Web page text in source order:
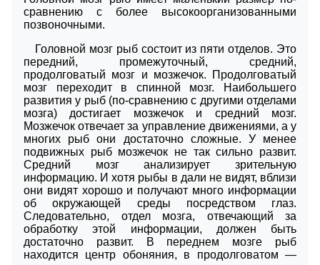
сравнению с более высокоорганизованными
позвоночными.
Головной мозг рыб состоит из пяти отделов. Это
передний, промежуточный, средний,
продолговатый мозг и мозжечок. Продолговатый
мозг переходит в спинной мозг. Наибольшего
развития у рыб (по-сравнению с другими отделами
мозга) достигает мозжечок и средний мозг.
Мозжечок отвечает за управление движениями, а у
многих рыб они достаточно сложные. У менее
подвижных рыб мозжечок не так сильно развит.
Средний мозг анализирует зрительную
информацию. И хотя рыбы в дали не видят, вблизи
они видят хорошо и получают много информации
об окружающей среды посредством глаз.
Следовательно, отдел мозга, отвечающий за
обработку этой информации, должен быть
достаточно развит. В переднем мозге рыб
находится центр обоняния, в продолговатом —